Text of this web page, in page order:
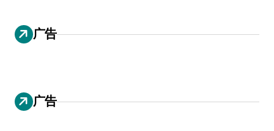
广告
广告